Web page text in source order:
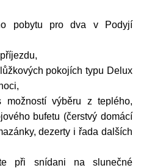
pobytu pro dva v Podyjí
pokojích typu Delux
možností výběru z teplého,
bufetu (čerstvý domácí
dezerty i řada dalších
při snídani na slunečné